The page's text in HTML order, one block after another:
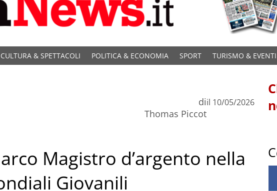
CULTURA & SPETTACOLI POLITICA & ECONOMIA SPORT TURISMO & EVENTI
di
Thomas Piccot
il 10/05/2026
Magistro d’argento nella
Giovanili